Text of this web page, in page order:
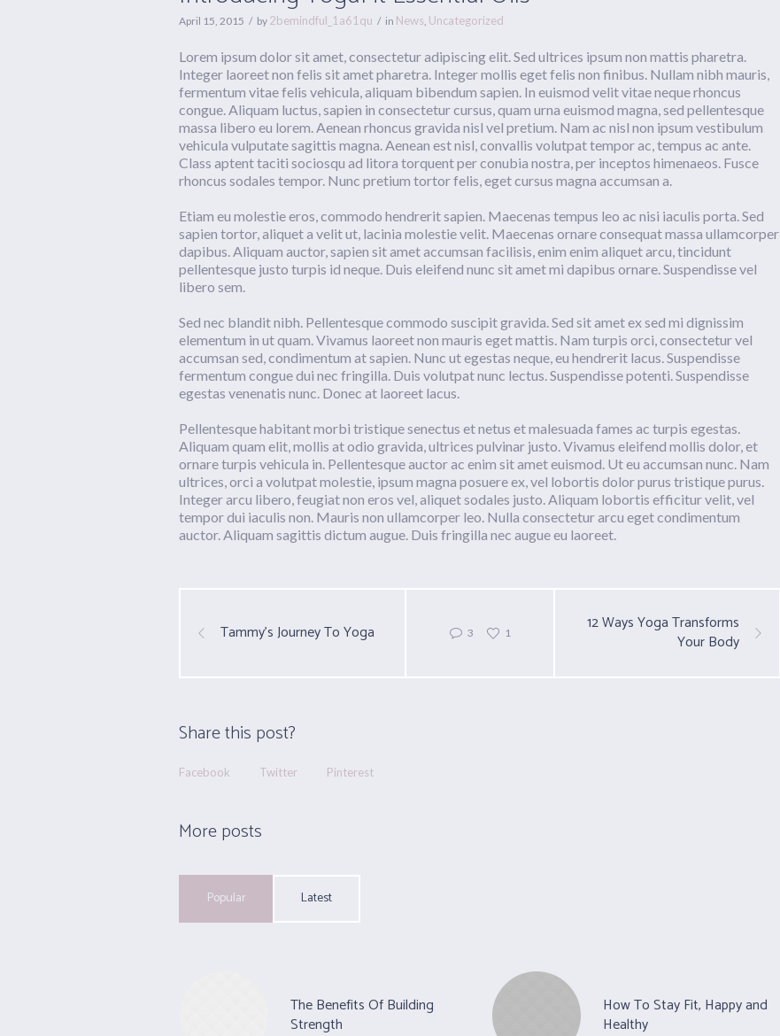
April 15, 2015 by 2bemindful_1a61qu in News, Uncategorized
Lorem ipsum dolor sit amet, consectetur adipiscing elit. Sed ultrices ipsum non mattis pharetra.
Integer laoreet non felis sit amet pharetra. Integer mollis eget felis non finibus. Nullam nibh mauris,
fermentum vitae felis vehicula, aliquam bibendum sapien. In euismod velit vitae neque rhoncus
congue. Aliquam luctus, sapien in consectetur cursus, quam urna euismod magna, sed pellentesque
massa libero eu lorem. Aenean rhoncus gravida nisl vel pretium. Nam ac nisl non ipsum vestibulum
vehicula vulputate sagittis magna. Aenean est nisl, convallis volutpat tempor ac, tempus ac ante.
Class aptent taciti sociosqu ad litora torquent per conubia nostra, per inceptos himenaeos. Fusce
rhoncus sodales tempor. Nunc pretium tortor felis, eget cursus magna accumsan a.
Etiam eu molestie eros, commodo hendrerit sapien. Maecenas tempus leo ac nisi iaculis porta. Sed
sapien tortor, aliquet a velit ut, lacinia molestie velit. Maecenas ornare consequat massa ullamcorper
dapibus. Aliquam auctor, sapien sit amet accumsan facilisis, enim enim aliquet arcu, tincidunt
pellentesque justo turpis id neque. Duis eleifend nunc sit amet mi dapibus ornare. Suspendisse vel
libero sem.
Sed nec blandit nibh. Pellentesque commodo suscipit gravida. Sed sit amet ex sed mi dignissim
elementum in ut quam. Vivamus laoreet non mauris eget mattis. Nam turpis orci, consectetur vel
accumsan sed, condimentum at sapien. Nunc ut egestas neque, eu hendrerit lacus. Suspendisse
fermentum congue dui nec fringilla. Duis volutpat nunc lectus. Suspendisse potenti. Suspendisse
egestas venenatis nunc. Donec at laoreet lacus.
Pellentesque habitant morbi tristique senectus et netus et malesuada fames ac turpis egestas.
Aliquam quam elit, mollis at odio gravida, ultrices pulvinar justo. Vivamus eleifend mollis dolor, et
ornare turpis vehicula in. Pellentesque auctor ac enim sit amet euismod. Ut eu accumsan nunc. Nam
ultrices, orci a volutpat molestie, ipsum magna posuere ex, vel lobortis dolor purus tristique purus.
Integer arcu libero, feugiat non eros vel, aliquet sodales justo. Aliquam lobortis efficitur velit, vel
tempor dui iaculis non. Mauris non ullamcorper leo. Nulla consectetur arcu eget condimentum
auctor. Aliquam sagittis dictum augue. Duis fringilla nec augue eu laoreet.
3 1
Tammy’s Journey To Yoga
12 Ways Yoga Transforms
Your Body
Share this post?
Facebook Twitter Pinterest
More posts
Popular Latest
The Benefits Of Building
Strength
How To Stay Fit, Happy and
Healthy